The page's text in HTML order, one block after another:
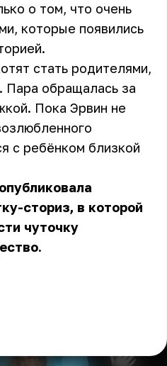
о том, что очень
которые появились
стать родителями,
Пара обращалась за
Пока Эрвин не
с ребёнком близкой
сториз, в которой
чуточку